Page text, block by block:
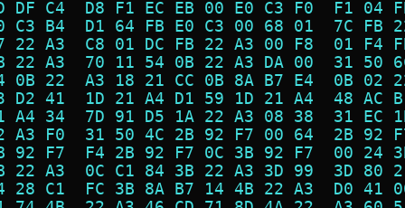
DF C4  D8 F1 EC EB 00 E0 C3 F0  F1
C3 B4  D1 64 FB E0 C3 00 68 01  7C
22 A3  C8 01 DC FB 22 A3 00 F8  01
22 A3  70 11 54 0B 22 A3 DA 00  31
0B 22  A3 18 21 CC 0B 8A B7 E4  0B
D2 41  1D 21 A4 D1 59 1D 21 A4  48
A4 34  7D 91 D5 1A 22 A3 08 38  31
A3 F0  31 50 4C 2B 92 F7 00 64  2B
92 F7  F4 2B 92 F7 0C 3B 92 F7  00
22 A3  0C C1 84 3B 22 A3 3D 99  3D
28 C1  FC 3B 8A B7 14 4B 22 A3  D0